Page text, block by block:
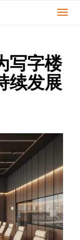
切
写字楼
续发展